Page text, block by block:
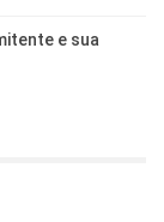
e sua